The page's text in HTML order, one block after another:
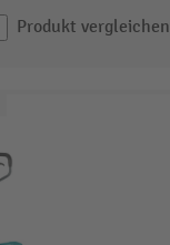
Produkt vergleichen